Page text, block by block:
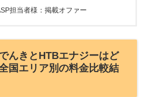
担当者様：掲載オファー
んきとHTBエナジーはど
国エリア別の料金比較結